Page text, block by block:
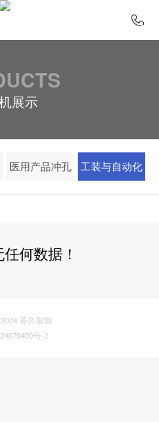
展示
医用产品冲孔 工装与自动化
何数据！
善久智能
号-2